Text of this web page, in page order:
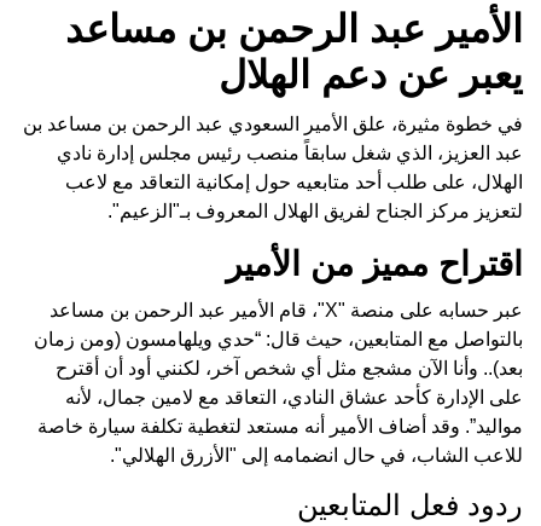
الأمير عبد الرحمن بن مساعد
يعبر عن دعم الهلال
في خطوة مثيرة، علق الأمير السعودي عبد الرحمن بن مساعد بن
عبد العزيز، الذي شغل سابقاً منصب رئيس مجلس إدارة نادي
الهلال، على طلب أحد متابعيه حول إمكانية التعاقد مع لاعب
لتعزيز مركز الجناح لفريق الهلال المعروف بـ"الزعيم".
اقتراح مميز من الأمير
عبر حسابه على منصة "X"، قام الأمير عبد الرحمن بن مساعد
بالتواصل مع المتابعين، حيث قال: “حدي ويلهامسون (ومن زمان
بعد).. وأنا الآن مشجع مثل أي شخص آخر، لكنني أود أن أقترح
على الإدارة كأحد عشاق النادي، التعاقد مع لامين جمال، لأنه
مواليد”. وقد أضاف الأمير أنه مستعد لتغطية تكلفة سيارة خاصة
للاعب الشاب، في حال انضمامه إلى "الأزرق الهلالي".
ردود فعل المتابعين